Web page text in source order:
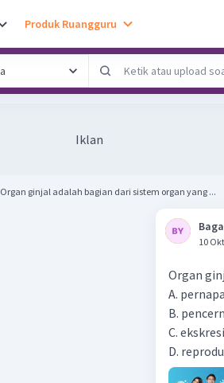
Produk Ruangguru
Iklan
Organ ginjal adalah bagian dari sistem organ yang ...
10
Organ
A.
B.
C. ekskresi
D.